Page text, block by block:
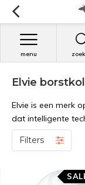
menu
Elvie
Elvie is een merk
dat intelligente
Filters